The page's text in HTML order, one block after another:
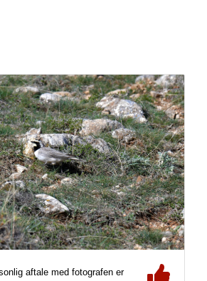
aftale med fotografen er